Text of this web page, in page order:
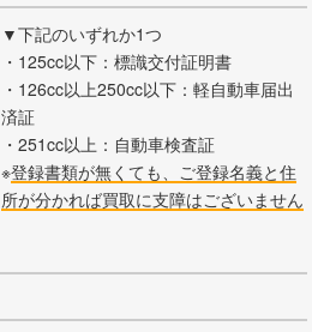
▼下記のいずれか1つ
・125cc以下：標識交付証明書
・126cc以上250cc以下：軽自動車届出
済証
・251cc以上：自動車検査証
※登録書類が無くても、ご登録名義と住
所が分かれば買取に支障はございません